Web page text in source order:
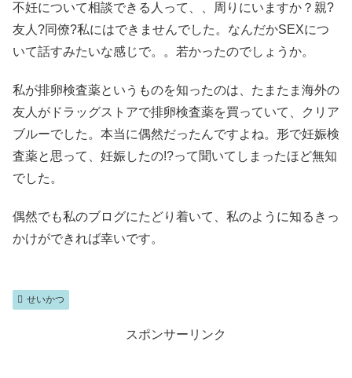
不妊について相談できる人って、、周りにいますか？親?
友人?同僚?私にはできませんでした。なんだかSEXにつ
いて話すみたいな感じで。。若かったのでしょうか。
私が排卵検査薬というものを知ったのは、たまたま海外の
友人がドラッグストアで排卵検査薬を買っていて、クリア
ブルーでした。本当に偶然だったんですよね。形で妊娠検
査薬と思って、妊娠したの!?って聞いてしまったほど無知
でした。
偶然でも私のブログにたどり着いて、私のように知るきっ
かけができれば幸いです。
せいかつ
スポンサーリンク